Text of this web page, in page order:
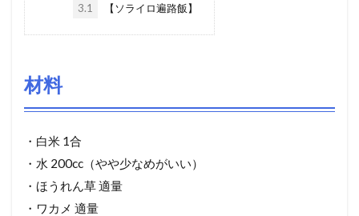
3.1 【ソライロ遍路飯】
材料
・白米 1合
・水 200cc（やや少なめがいい）
・ほうれん草 適量
・ワカメ 適量